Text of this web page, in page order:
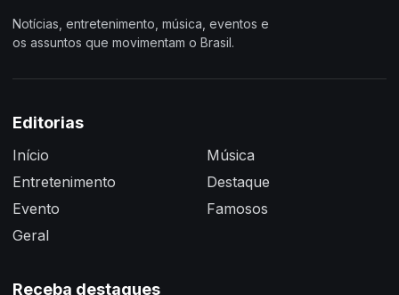
Notícias, entretenimento, música, eventos e
os assuntos que movimentam o Brasil.
Editorias
Início
Entretenimento
Evento
Geral
Música
Destaque
Famosos
Receba destaques